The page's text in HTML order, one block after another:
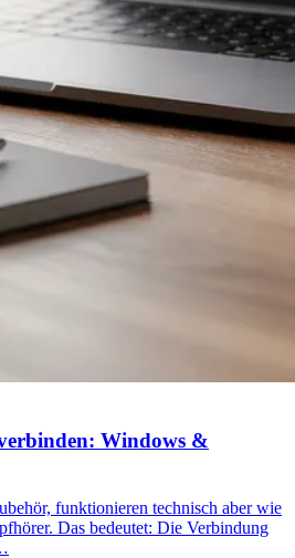
Windows &
funktionieren technisch aber wie
Das bedeutet: Die Verbindung